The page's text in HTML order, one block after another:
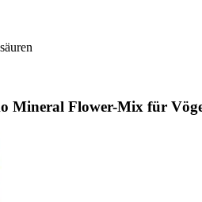
Mineral Flower-Mix für